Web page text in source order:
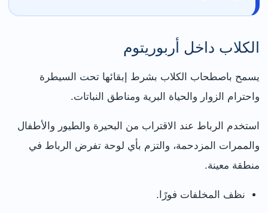
الكلاب داخل أربوريتوم
يسمح باصطحاب الكلاب بشرط إبقائها تحت السيطرة
واحترام الزوار والحياة البرية ومناطق النباتات.
استخدم الرباط عند الاقتراب من البحيرة والطيور والأطفال
والممرات المزدحمة، والتزم بأي لوحة تفرض الرباط في
منطقة معينة.
نظف المخلفات فورًا.